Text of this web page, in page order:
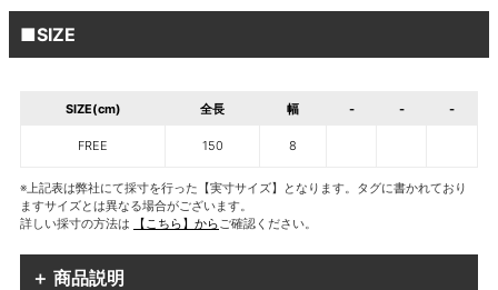
■SIZE
SIZE(cm) 全長 幅 - - -
FREE 150 8
※上記表は弊社にて採寸を行った【実寸サイズ】となります。タグに書かれており
ますサイズとは異なる場合がございます。
詳しい採寸の方法は
【こちら】からご確認ください。
＋ 商品説明